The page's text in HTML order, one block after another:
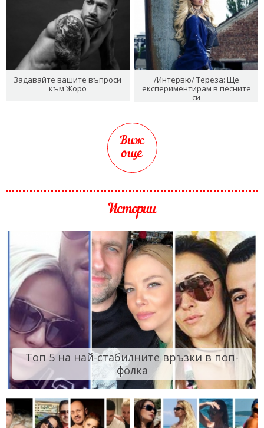
Задавайте вашите въпроси
към Жоро
/Интервю/ Тереза: Ще
експериментирам в песните
си
Виж
още
Истории
Топ 5 на най-стабилните връзки в поп-
фолка